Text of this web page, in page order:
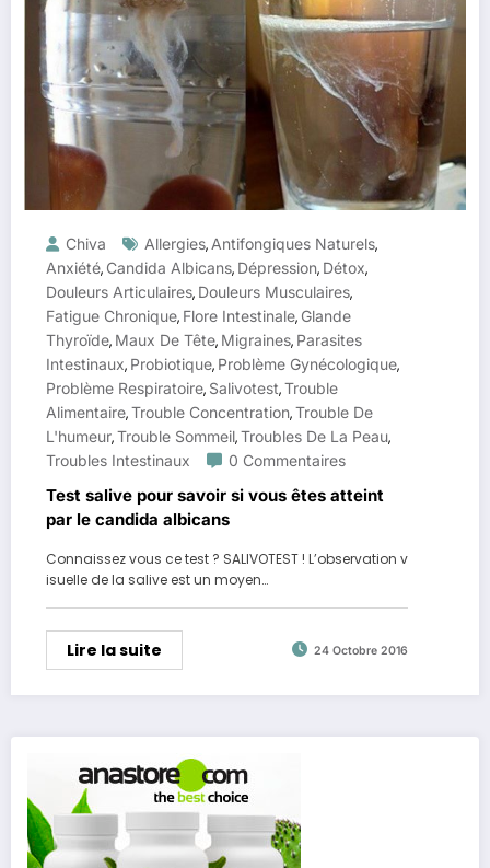
Chiva Allergies, Antifongiques Naturels,
Anxiété, Candida Albicans, Dépression, Détox,
Douleurs Articulaires, Douleurs Musculaires,
Fatigue Chronique, Flore Intestinale, Glande
Thyroïde, Maux De Tête, Migraines, Parasites
Intestinaux, Probiotique, Problème Gynécologique,
Problème Respiratoire, Salivotest,Trouble
Alimentaire,Trouble Concentration,Trouble De
L'humeur,Trouble Sommeil,Troubles De La Peau,
Troubles Intestinaux
0 Commentaires
Test salive pour savoir si vous êtes atteint
par le candida albicans
Connaissez vous ce test ? SALIVOTEST ! L’observation v
isuelle de la salive est un moyen…
Lire la suite 24 Octobre 2016